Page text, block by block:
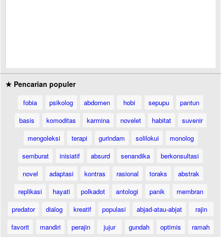
★ Pencarian populer
fobia psikolog abdomen hobi sepupu
pantun
basis
komoditas karmina novelet habitat
suvenir
mengoleksi
terapi gurindam solilokui
monolog
semburat
inisiatif absurd senandika
berkonsultasi
novel
adaptasi kontras rasional toraks
abstrak
replikasi
hayati polkadot antologi panik
membran
predator
dialog kreatif populasi abjad-atau-abjat
rajin
favorit
mandiri perajin jujur gundah optimis
ramah